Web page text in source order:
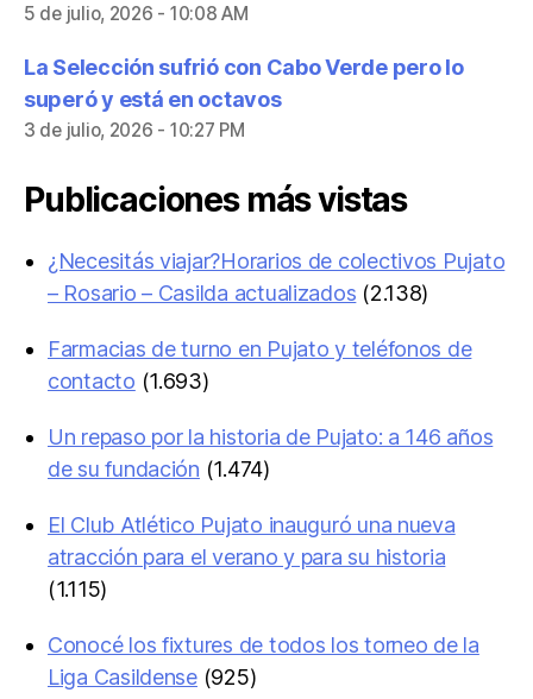
5 de julio, 2026 - 10:08 AM
La Selección sufrió con Cabo Verde pero lo
superó y está en octavos
3 de julio, 2026 - 10:27 PM
Publicaciones más vistas
¿Necesitás viajar?Horarios de colectivos Pujato
– Rosario – Casilda actualizados (2.138)
Farmacias de turno en Pujato y teléfonos de
contacto (1.693)
Un repaso por la historia de Pujato: a 146 años
de su fundación (1.474)
El Club Atlético Pujato inauguró una nueva
atracción para el verano y para su historia
(1.115)
Conocé los fixtures de todos los torneo de la
Liga Casildense (925)